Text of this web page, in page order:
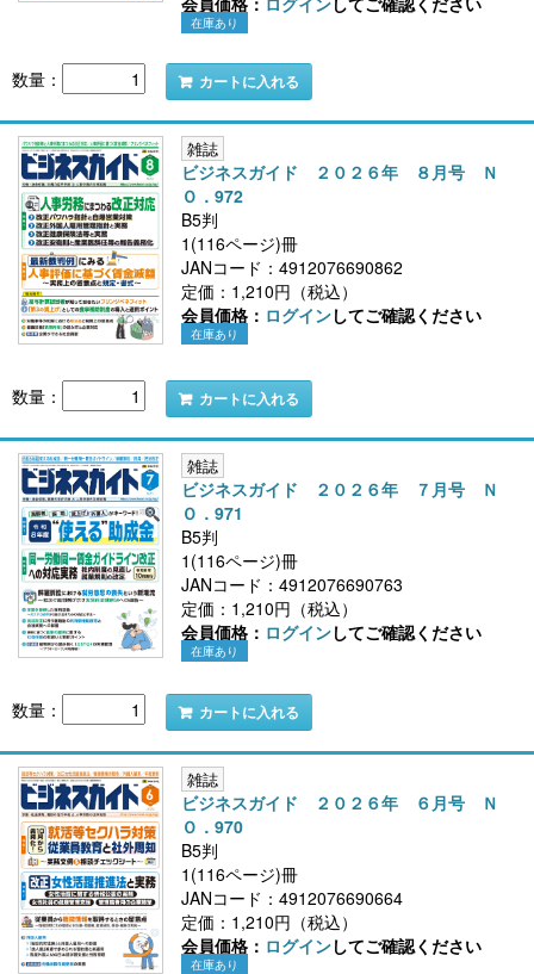
在庫あり
数量： カートに入れる
雑誌
ビジネスガイド ２０２６年 ８月号 Ｎ
Ｏ．972
B5判
1(116ページ)冊
JANコード：4912076690862
定価：1,210円（税込）
会員価格： ログインしてご確認ください
在庫あり
数量： カートに入れる
雑誌
ビジネスガイド ２０２６年 ７月号 Ｎ
Ｏ．971
B5判
1(116ページ)冊
JANコード：4912076690763
定価：1,210円（税込）
会員価格： ログインしてご確認ください
在庫あり
数量： カートに入れる
雑誌
ビジネスガイド ２０２６年 ６月号 Ｎ
Ｏ．970
B5判
1(116ページ)冊
JANコード：4912076690664
定価：1,210円（税込）
会員価格： ログインしてご確認ください
在庫あり